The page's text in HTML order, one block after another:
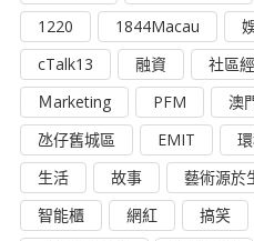
1220
1844Macau
cTalk13
融資 社區
Ｍarketing
PFM
澳
氹仔舊城區
EMIT
生活
故事 藝術源於
智能櫃
網紅 搞笑